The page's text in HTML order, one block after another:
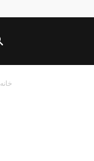
خانه